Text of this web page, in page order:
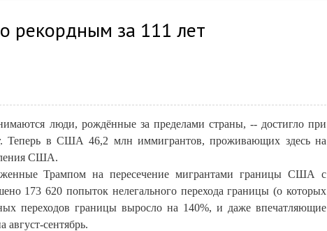
рекордным за 111 лет
люди, рождённые за пределами страны, -- достигло при
. Теперь в США 46,2 млн иммигрантов, проживающих здесь на
США.
Трампом на пересечение мигрантами границы США с
173 620 попыток нелегального перехода границы (о которых
переходов границы выросло на 140%, и даже впечатляющие
сентябрь.